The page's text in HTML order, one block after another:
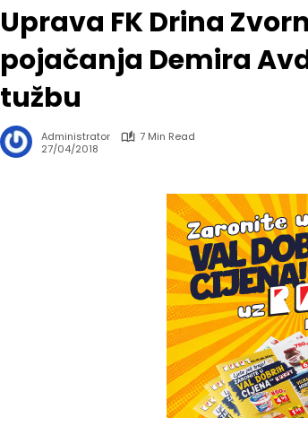
Uprava FK Drina
pojačanja Demira
tužbu
Administrator
7 Min Read
27/04/2018